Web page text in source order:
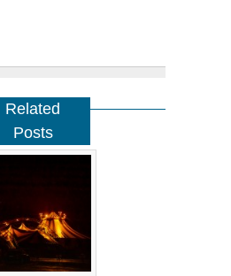
Related
Posts